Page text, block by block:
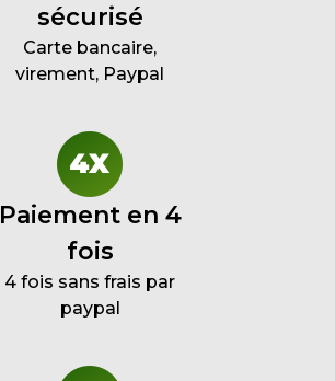
sécurisé
Carte bancaire,
virement, Paypal
Paiement en 4
fois
4 fois sans frais par
paypal